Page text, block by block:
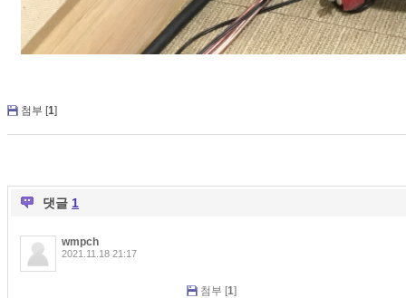
첨부 [1]
댓글 1
wmpch
2021.11.18 21:17
첨부 [1]